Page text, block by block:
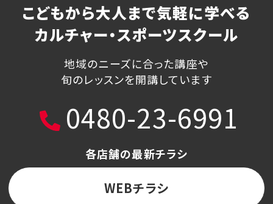
こどもから大人まで気軽に学べる
カルチャー・スポーツスクール
地域のニーズに合った講座や
旬のレッスンを開講しています
0480-23-6991
各店舗の最新チラシ
WEBチラシ